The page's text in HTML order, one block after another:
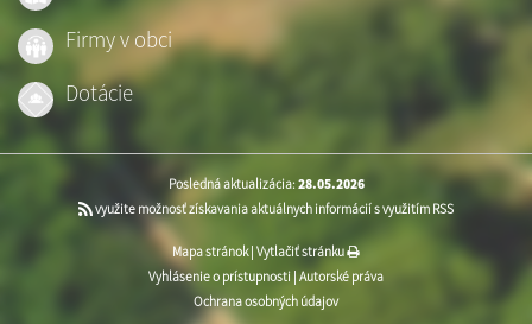
Firmy v obci
Dotácie
Posledná aktualizácia: 28.05.2026
využite možnosť získavania aktuálnych informácií s využitím RSS
Mapa stránok| Vytlačiť stránku
Vyhlásenie o prístupnosti Autorské práva
Ochrana osobných údajov